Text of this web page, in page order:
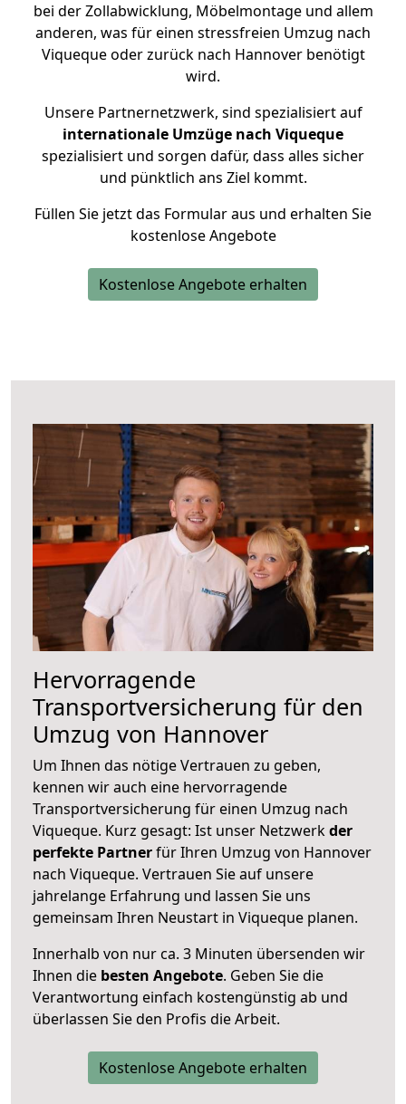
bei der Zollabwicklung, Möbelmontage und allem
anderen, was für einen stressfreien Umzug nach
Viqueque oder zurück nach Hannover benötigt
wird.
Unsere Partnernetzwerk, sind spezialisiert auf
internationale Umzüge nach Viqueque
spezialisiert und sorgen dafür, dass alles sicher
und pünktlich ans Ziel kommt.
Füllen Sie jetzt das Formular aus und erhalten Sie
kostenlose Angebote
Kostenlose Angebote erhalten
Hervorragende
Transportversicherung für den
Umzug von Hannover
Um Ihnen das nötige Vertrauen zu geben,
kennen wir auch eine hervorragende
Transportversicherung für einen Umzug nach
Viqueque. Kurz gesagt: Ist unser Netzwerkder
perfekte Partnerfür Ihren Umzug von Hannover
nach Viqueque. Vertrauen Sie auf unsere
jahrelange Erfahrung und lassen Sie uns
gemeinsam Ihren Neustart in Viqueque planen.
Innerhalb von nur ca. 3 Minuten übersenden wir
Ihnen die besten Angebote. Geben Sie die
Verantwortung einfach kostengünstig ab und
überlassen Sie den Profis die Arbeit.
Kostenlose Angebote erhalten